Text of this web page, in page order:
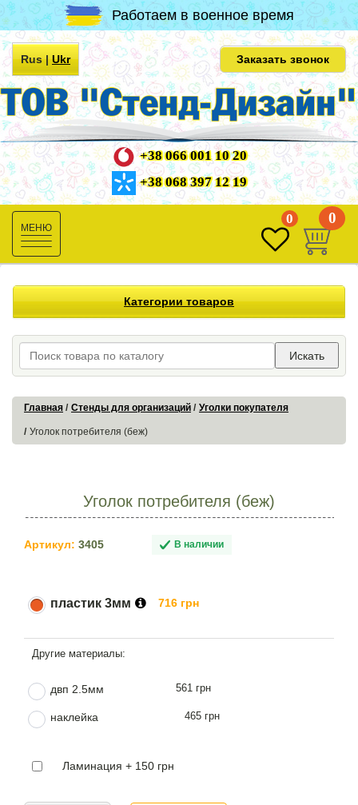
Работаем в военное время
Rus|Ukr Заказать звонок
+38 066 001 10 20
+38 068 397 12 19
Toggle
navigation
0 0
Категории товаров
Искать
Главная Стенды для организаций Уголки покупателя
Уголок потребителя (беж)
Уголок потребителя (беж)
Артикул: 3405 В наличии
пластик 3мм 716 грн
двп 2.5мм 561 грн
наклейка 465 грн
Ламинация + 150 грн